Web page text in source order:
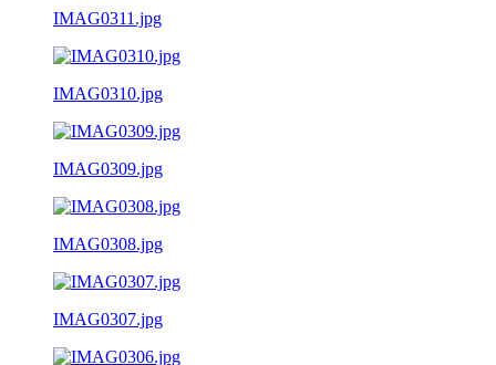
IMAG0311.jpg
IMAG0310.jpg
IMAG0309.jpg
IMAG0308.jpg
IMAG0307.jpg